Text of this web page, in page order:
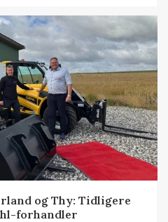
og Thy: Tidligere
forhandler